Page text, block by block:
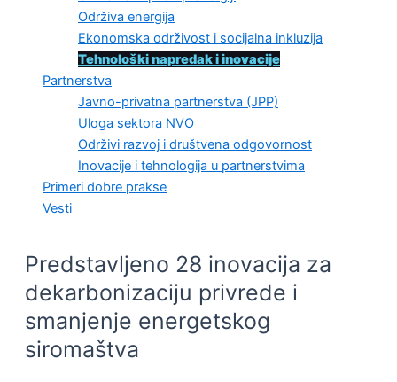
Održiva energija
Ekonomska održivost i socijalna inkluzija
Tehnološki napredak i inovacije
Partnerstva
Javno-privatna partnerstva (JPP)
Uloga sektora NVO
Održivi razvoj i društvena odgovornost
Inovacije i tehnologija u partnerstvima
Primeri dobre prakse
Vesti
Predstavljeno 28 inovacija za
dekarbonizaciju privrede i
smanjenje energetskog
siromaštva